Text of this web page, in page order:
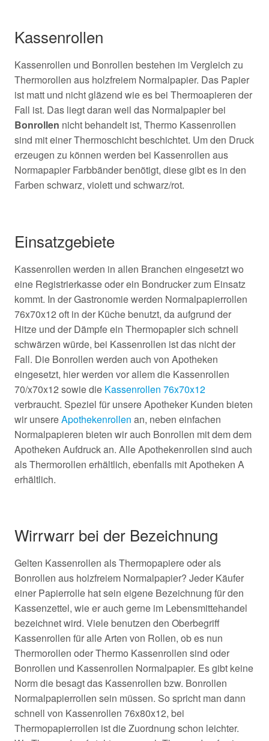
Kassenrollen
Kassenrollen und Bonrollen bestehen im Vergleich zu
Thermorollen aus holzfreiem Normalpapier. Das Papier
ist matt und nicht gläzend wie es bei Thermoapieren der
Fall ist. Das liegt daran weil das Normalpapier bei
Bonrollen nicht behandelt ist, Thermo Kassenrollen
sind mit einer Thermoschicht beschichtet. Um den Druck
erzeugen zu können werden bei Kassenrollen aus
Normapapier Farbbänder benötigt, diese gibt es in den
Farben schwarz, violett und schwarz/rot.
Einsatzgebiete
Kassenrollen werden in allen Branchen eingesetzt wo
eine Registrierkasse oder ein Bondrucker zum Einsatz
kommt. In der Gastronomie werden Normalpapierrollen
76x70x12 oft in der Küche benutzt, da aufgrund der
Hitze und der Dämpfe ein Thermopapier sich schnell
schwärzen würde, bei Kassenrollen ist das nicht der
Fall. Die Bonrollen werden auch von Apotheken
eingesetzt, hier werden vor allem die Kassenrollen
70/x70x12 sowie die Kassenrollen 76x70x12
verbraucht. Speziel für unsere Apotheker Kunden bieten
wir unsereApothekenrollen an, neben einfachen
Normalpapieren bieten wir auch Bonrollen mit dem dem
Apotheken Aufdruck an. Alle Apothekenrollen sind auch
als Thermorollen erhältlich, ebenfalls mit Apotheken A
erhältlich.
Wirrwarr bei der Bezeichnung
Gelten Kassenrollen als Thermopapiere oder als
Bonrollen aus holzfreiem Normalpapier? Jeder Käufer
einer Papierrolle hat sein eigene Bezeichnung für den
Kassenzettel, wie er auch gerne im Lebensmittehandel
bezeichnet wird. Viele benutzen den Oberbegriff
Kassenrollen für alle Arten von Rollen, ob es nun
Thermorollen oder Thermo Kassenrollen sind oder
Bonrollen und Kassenrollen Normalpapier. Es gibt keine
Norm die besagt das Kassenrollen bzw. Bonrollen
Normalpapierrollen sein müssen. So spricht man dann
schnell von Kassenrollen 76x80x12, bei
Thermopapierrollen ist die Zuordnung schon leichter.